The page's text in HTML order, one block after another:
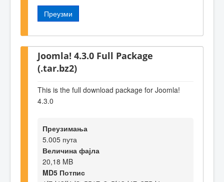
Преузми
Joomla! 4.3.0 Full Package
(.tar.bz2)
This is the full download package for Joomla!
4.3.0
Преузимања
5.005 пута
Величина фајла
20,18 MB
MD5 Потпис